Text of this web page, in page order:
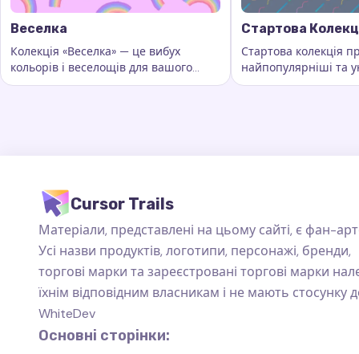
Веселка
Колекція «Веселка» — це вибух
кольорів і веселощів для вашого
курсора. Вона додає яскравості та
Ключові слова:Веселка, кастомні сліди курсора,
Стартова
Стартова колекція
найпопулярніші та
сліди курсора, які
Ключові слова:
Cursor Trails
Матеріали, представлені на цьому сайті, є фан-
Усі назви продуктів, логотипи, персонажі, бренди,
торгові марки та зареєстровані торгові марки
їхнім відповідним власникам і не мають стосунку
WhiteDev
Основні сторінки: